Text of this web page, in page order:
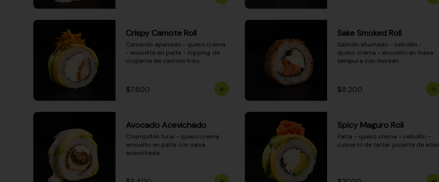
Crispy Camote Roll
Camarón apanado - queso crema
- envuelto en palta - topping de
crujiente de camote frito
$7.800
Sake Smoked Roll
Salmón ahumado - cebollín -
queso crema - envuelto en masa
tempura con merkén
$8.200
Avocado Acevichado
Champiñón furai - queso crema
envuelto en palta con salsa
acevichada
Spicy Maguro Roll
Palta - queso crema - cebollín -
cubierto de tartar picante de atún